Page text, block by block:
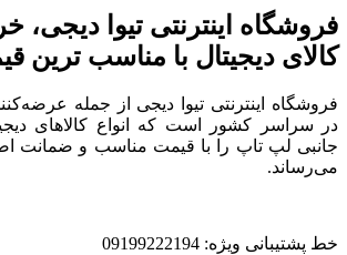
فروشگاه اینترنتی تیوا دیجی،
کالای دیجیتال با مناسب ترین
فروشگاه اینترنتی تیوا دیجی از جمله
در سراسر کشور است که انواع کالاهای
جانبی لپ تاپ را با قیمت مناسب و ضمانت
می‌رساند.
خط پشتیبانی ویژه: 09199222194